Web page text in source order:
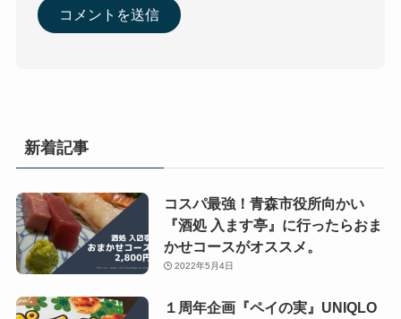
新着記事
コスパ最強！青森市役所向かい
『酒処 入ます亭』に行ったらおま
かせコースがオススメ。
2022年5月4日
１周年企画『ペイの実』UNIQLO